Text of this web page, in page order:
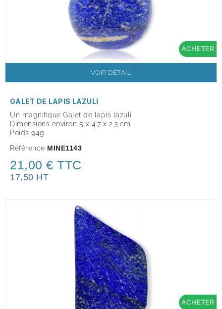
ACHETER
VOIR DÉTAIL
GALET DE LAPIS LAZULI
Un magnifique Galet de lapis lazuli
Dimensions environ 5 x 4.7 x 2.3 cm
Poids 94g
Référence MINE1143
21,00 € TTC
17,50 HT
ACHETER